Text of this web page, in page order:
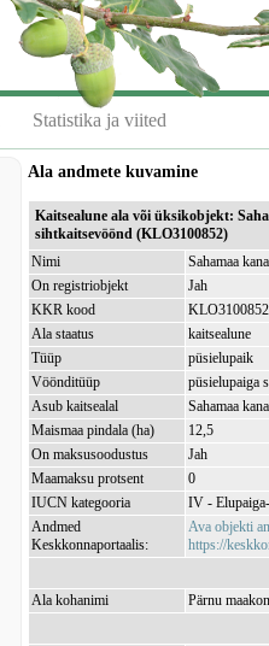
Statistika ja viited
Ala andmete kuvamine
Kaitsealune ala või üksikobjekt:
sihtkaitsevöönd (KLO3100852)
Nimi
Sahamaa
On registriobjekt
Jah
KKR kood
KLO3100852
Ala staatus
kaitsealune
Tüüp
püsielupaik
Vöönditüüp
püsielupaiga
Asub kaitsealal
Sahamaa
Maismaa pindala (ha)
12,5
On maksusoodustus
Jah
Maamaksu protsent
0
IUCN kategooria
IV -
Andmed
Keskkonnaportaalis:
Ava objekti
https://
Ala kohanimi Pärnu